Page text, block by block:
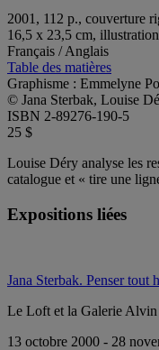
2001, 112 p., couverture
16,5 x 23,5 cm,
Français / Anglais
Table des matières
Graphisme : Emmelyne
© Jana Sterbak, Louise
ISBN 2-89276-190-5
25 $
Louise Déry analyse les
catalogue et « tire une
Expositions liées
Jana Sterbak. Penser tout
Le Loft et la Galerie Alvin
13 octobre 2000 - 28